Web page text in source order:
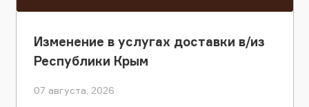
Изменение в услугах доставки в/из
Республики Крым
07 августа, 2026